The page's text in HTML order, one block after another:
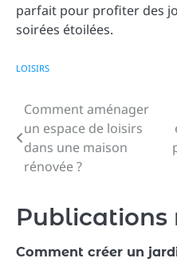
parfait pour profiter des
soirées étoilées.
LOISIRS
Navigation
de
l’article
Comment aménager
un espace de loisirs
dans une maison
rénovée ?
Publications
Comment créer un